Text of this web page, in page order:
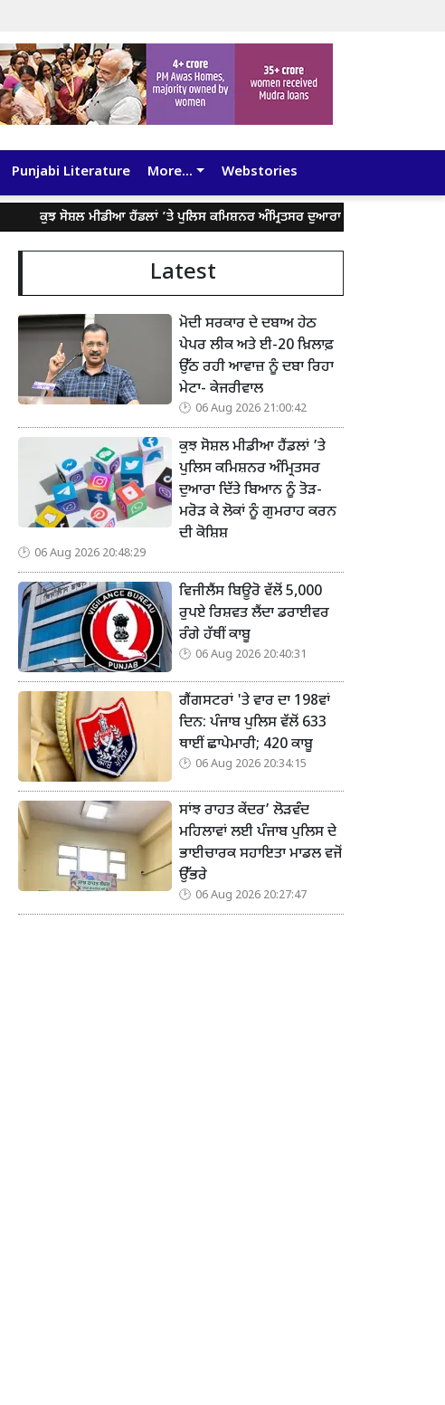
Punjabi Literature More... Webstories
ਕੁਝ ਸੋਸ਼ਲ ਮੀਡੀਆ ਹੈਂਡਲਾਂ ’ਤੇ ਪੁਲਿਸ ਕਮਿਸ਼ਨਰ ਅੰਮ੍ਰਿਤਸਰ ਦੁਆਰਾ ਦਿੱਤੇ ਬਿਆਨ ਨੂੰ ਤੋੜ-ਮਰੋੜ
Latest
ਮੋਦੀ ਸਰਕਾਰ ਦੇ ਦਬਾਅ ਹੇਠ
ਪੇਪਰ ਲੀਕ ਅਤੇ ਈ-20 ਖ਼ਿਲਾਫ਼
ਉੱਠ ਰਹੀ ਆਵਾਜ਼ ਨੂੰ ਦਬਾ ਰਿਹਾ
ਮੇਟਾ- ਕੇਜਰੀਵਾਲ
06 Aug 2026 21:00:42
ਕੁਝ ਸੋਸ਼ਲ ਮੀਡੀਆ ਹੈਂਡਲਾਂ ’ਤੇ
ਪੁਲਿਸ ਕਮਿਸ਼ਨਰ ਅੰਮ੍ਰਿਤਸਰ
ਦੁਆਰਾ ਦਿੱਤੇ ਬਿਆਨ ਨੂੰ ਤੋੜ-
ਮਰੋੜ ਕੇ ਲੋਕਾਂ ਨੂੰ ਗੁਮਰਾਹ ਕਰਨ
ਦੀ ਕੋਸ਼ਿਸ਼
06 Aug 2026 20:48:29
ਵਿਜੀਲੈਂਸ ਬਿਊਰੋ ਵੱਲੋਂ 5,000
ਰੁਪਏ ਰਿਸ਼ਵਤ ਲੈਂਦਾ ਡਰਾਈਵਰ
ਰੰਗੇ ਹੱਥੀਂ ਕਾਬੂ
06 Aug 2026 20:40:31
ਗੈਂਗਸਟਰਾਂ 'ਤੇ ਵਾਰ ਦਾ 198ਵਾਂ
ਦਿਨ: ਪੰਜਾਬ ਪੁਲਿਸ ਵੱਲੋਂ 633
ਥਾਈਂ ਛਾਪੇਮਾਰੀ; 420 ਕਾਬੂ
06 Aug 2026 20:34:15
ਸਾਂਝ ਰਾਹਤ ਕੇਂਦਰ’ ਲੋੜਵੰਦ
ਮਹਿਲਾਵਾਂ ਲਈ ਪੰਜਾਬ ਪੁਲਿਸ ਦੇ
ਭਾਈਚਾਰਕ ਸਹਾਇਤਾ ਮਾਡਲ ਵਜੋਂ
ਉੱਭਰੇ
06 Aug 2026 20:27:47